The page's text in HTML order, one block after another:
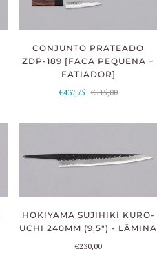
CONJUNTO PRATEADO
ZDP-189 [FACA PEQUENA +
FATIADOR]
€437,75 €515,00
HOKIYAMA SUJIHIKI KURO-
UCHI 240MM (9,5") - LÂMINA
€230,00